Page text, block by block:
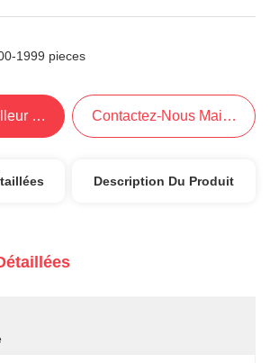
1999 pieces
Prix Contactez-Nous Maintenant
Description Du Produit